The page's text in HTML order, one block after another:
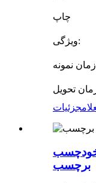
چاپ
ویژگی:
جزئیات
خودچسب
برچسب